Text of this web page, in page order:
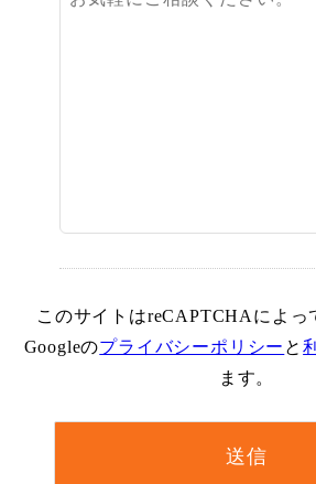
このサイトはreCAPTCHAによっ
Googleのプライバシーポリシー と
ます。